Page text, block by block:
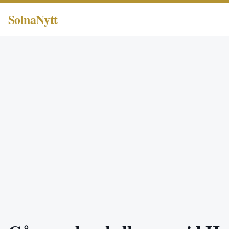
SolnaNytt